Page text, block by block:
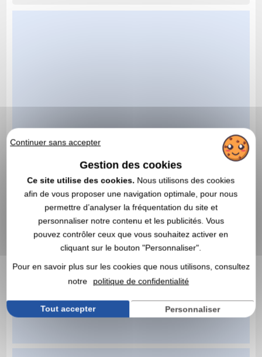
Continuer sans accepter
Gestion des cookies
Ce site utilise des cookies. Nous utilisons des cookies
afin de vous proposer une navigation optimale, pour nous
permettre d’analyser la fréquentation du site et
personnaliser notre contenu et les publicités. Vous
pouvez contrôler ceux que vous souhaitez activer en
cliquant sur le bouton "Personnaliser".
Pour en savoir plus sur les cookies que nous utilisons, consultez
notre
politique de confidentialité
Tout accepter Personnaliser